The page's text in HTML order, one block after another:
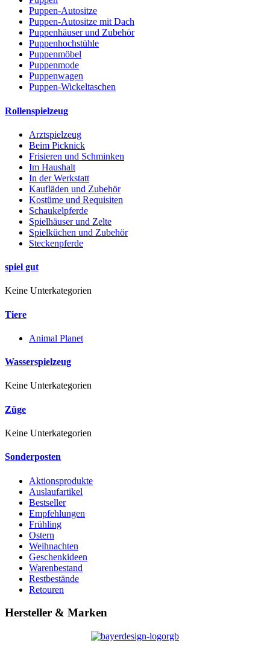
Puppen-Autositze
Puppen-Autositze mit Dach
Puppenhäuser und Zubehör
Puppenhochstühle
Puppenmöbel
Puppenmode
Puppenwagen
Puppen-Wickeltaschen
Rollenspielzeug
Arztspielzeug
Beim Picknick
Frisieren und Schminken
Im Haushalt
In der Werkstatt
Kaufläden und Zubehör
Kostüme und Requisiten
Schaukelpferde
Spielhäuser und Zelte
Spielküchen und Zubehör
Steckenpferde
spiel gut
Keine Unterkategorien
Tiere
Animal Planet
Wasserspielzeug
Keine Unterkategorien
Züge
Keine Unterkategorien
Sonderposten
Aktionsprodukte
Auslaufartikel
Bestseller
Empfehlungen
Frühling
Ostern
Weihnachten
Geschenkideen
Warenbestand
Restbestände
Retouren
Hersteller & Marken